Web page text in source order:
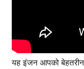
यह इंजन आपको बेहतरीन